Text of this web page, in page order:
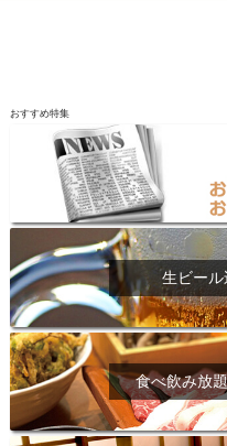
おすすめ特集
生ビール
食べ飲み放